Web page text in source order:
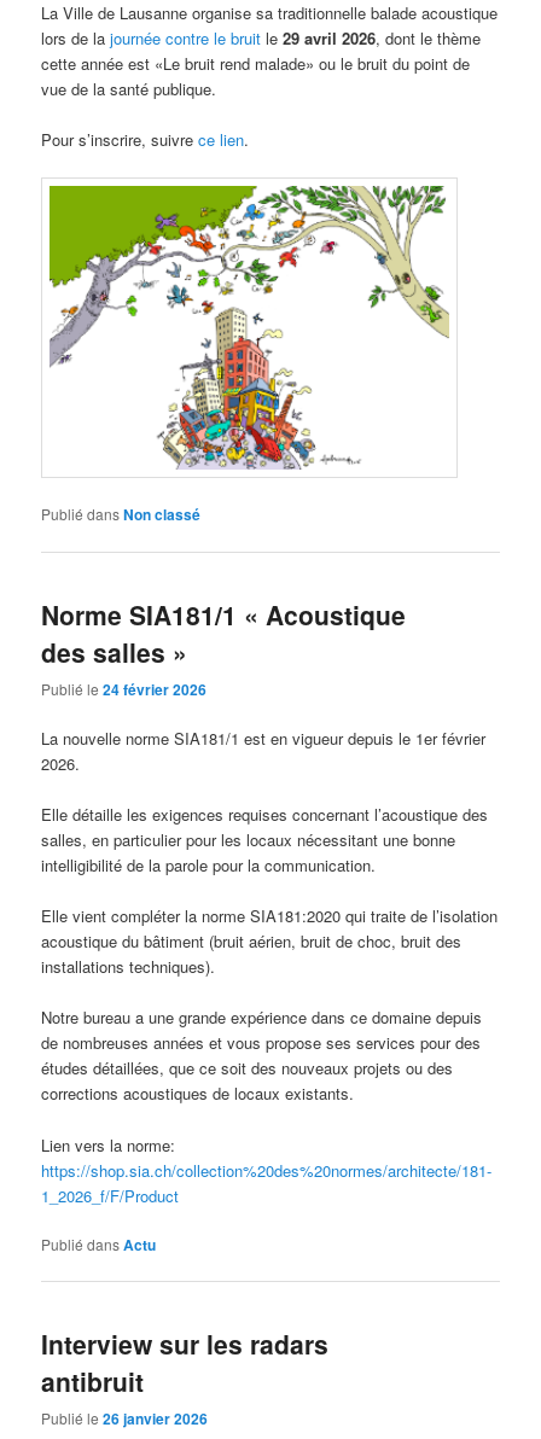
La Ville de Lausanne organise sa traditionnelle balade acoustique
lors de lajournée contre le bruit le29 avril 2026, dont le thème
cette année est «Le bruit rend malade» ou le bruit du point de
vue de la santé publique.
Pour s’inscrire, suivrece lien.
Publié dansNon classé
Norme SIA181/1 « Acoustique
des salles »
Publié le24 février 2026
La nouvelle norme SIA181/1 est en vigueur depuis le 1er février
2026.
Elle détaille les exigences requises concernant l’acoustique des
salles, en particulier pour les locaux nécessitant une bonne
intelligibilité de la parole pour la communication.
Elle vient compléter la norme SIA181:2020 qui traite de l’isolation
acoustique du bâtiment (bruit aérien, bruit de choc, bruit des
installations techniques).
Notre bureau a une grande expérience dans ce domaine depuis
de nombreuses années et vous propose ses services pour des
études détaillées, que ce soit des nouveaux projets ou des
corrections acoustiques de locaux existants.
Lien vers la norme:
https://shop.sia.ch/collection%20des%20normes/architecte/181-
1_2026_f/F/Product
Publié dansActu
Interview sur les radars
antibruit
Publié le26 janvier 2026